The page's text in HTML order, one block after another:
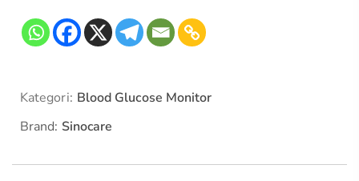
Kategori: Blood Glucose Monitor
Brand: Sinocare